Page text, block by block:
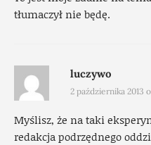
tłumaczył nie będę.
luczywo
2 października 2013
Myślisz, że na taki
redakcja podrzędnego